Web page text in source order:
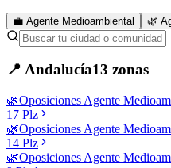
💼 Agente Medioambiental 🌿
📍 Andalucía13 zonas
🌿Oposiciones Agente
17 Plz
🌿Oposiciones Agente
14 Plz
🌿Oposiciones Agente